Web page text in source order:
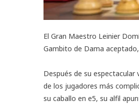
El Gran Maestro Leinier
Gambito de Dama
Después de su
de los jugadores más
su caballo en e5, su alfil